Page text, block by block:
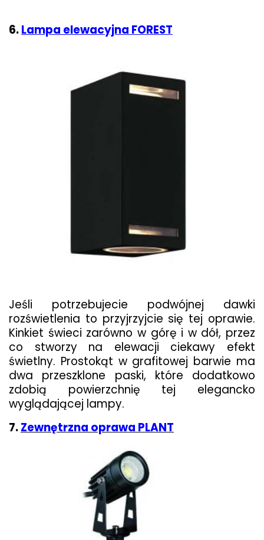
6.Lampa elewacyjna FOREST
Jeśli potrzebujecie podwójnej dawki
rozświetlenia to przyjrzyjcie się tej oprawie.
Kinkiet świeci zarówno w górę i w dół, przez
co stworzy na elewacji ciekawy efekt
świetlny. Prostokąt w grafitowej barwie ma
dwa przeszklone paski, które dodatkowo
zdobią powierzchnię tej elegancko
wyglądającej lampy.
7.Zewnętrzna oprawa PLANT